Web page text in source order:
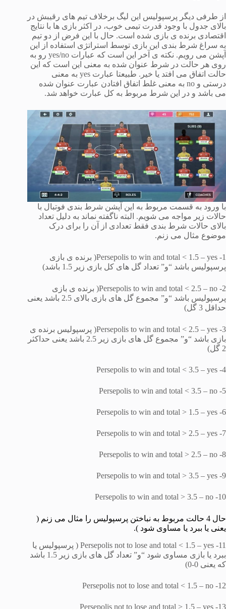
از طرفی دیگر پرسپولیس این لیگ برخلاف تیم های رقیبش در
بالای جدول با وجود قدرت تیمی خوب، در اکثر بازی ها با نتایج
اقتصادی برنده ی بازی شده است. حال با این فرض از دو تیم
به سراغ شرط بندی این بازی توسط استراتژی استفاده از این
آپشن می رویم. نکته ی آخر این است که عبارات yes/no رو به
روی هر حالت در شرط عنوان شده به معنی این است که این
حالت اتفاق می افتد یا خیر. طبیعتا عبارت yes به معنی
درستی و no به معنی غلط اتفاق افتادن عبارت عنوان شده
می باشد و در این شرط مربوط به کل عبارت خواهد شد.
با ورود به قسمت مربوط به این آپشن شرط بندی فوتبال با
حالات زیر مواجه می شویم. البته ناگفته نماند به دلیل تعداد
بالای حالات شرط بندی فقط تعدادی از آن را برای درک
موضوع مثال می زنم.
1- Persepolis to win and total < 1.5 – yes( برنده ی بازی
پرسپولیس باشد “و” تعداد گل های کل بازی زیر 1.5 باشد)
2- Persepolis to win and total < 2.5 – no( برنده ی بازی
پرسپولیس باشد “و” مجموع گل های بازی بالای 2.5 باشد یعنی
حداقل 3 گل)
3- Persepolis to win and total < 2.5 – yes( پرسپولیس برنده ی
بازی باشد “و” مجموع گل های بازی زیر 2.5 باشد یعنی حداکثر
2 گل)
4- Persepolis to win and total < 3.5 – yes
5- Persepolis to win and total < 3.5 – no
6- Persepolis to win and total > 1.5 – yes
7- Persepolis to win and total > 2.5 – yes
8- Persepolis to win and total > 2.5 – no
9- Persepolis to win and total > 3.5 – yes
10- Persepolis to win and total > 3.5 – no
حال 4 حالت مربوط به نباختن پرسپولیس را مثال می زنم (
یعنی یا ببرد یا مساوی شود ).
11- Persepolis not to lose and total < 1.5 – yes ( پرسپولیس یا
ببرد یا بازی مساوی شود “و” تعداد گل های بازی زیر 1.5 باشد
که یعنی 0-0)
12- Persepolis not to lose and total < 1.5 – no
13- Persepolis not to lose and total > 1.5 – yes